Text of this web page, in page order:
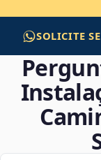
SOLICITE